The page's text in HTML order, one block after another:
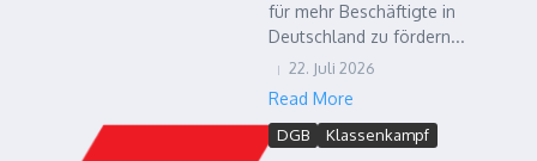
für mehr Beschäftigte in
Deutschland zu fördern...
22. Juli 2026
Read More
DGB Klassenkampf